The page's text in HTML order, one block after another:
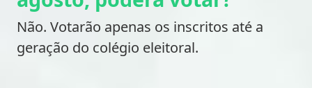
Não. Votarão apenas os inscritos até a
geração do colégio eleitoral.